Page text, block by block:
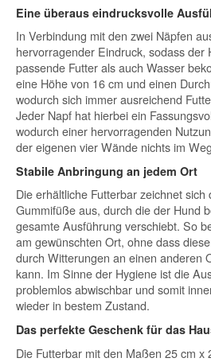
Eine überaus eindrucksvolle
In Verbindung mit den zwei Näpfen
hervorragender Eindruck, sodass der
passende Futter als auch Wasser
eine Höhe von 16 cm und einen
wodurch sich immer ausreichend
Jeder Napf hat hierbei ein
wodurch einer hervorragenden
der eigenen vier Wände nichts im
Stabile Anbringung an jedem Ort
Die erhältliche Futterbar zeichnet
Gummifüße aus, durch die der Hund
gesamte Ausführung verschiebt. So
am gewünschten Ort, ohne dass
durch Witterungen an einen anderen
kann. Im Sinne der Hygiene ist die
problemlos abwischbar und somit
wieder in bestem Zustand.
Das perfekte Geschenk für das
Die Futterbar mit den Maßen 25 cm x